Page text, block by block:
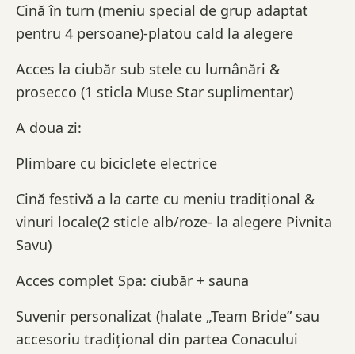
Cină în turn (meniu special de grup adaptat
pentru 4 persoane)-platou cald la alegere
Acces la ciubăr sub stele cu lumânări &
prosecco (1 sticla Muse Star suplimentar)
A doua zi:
Plimbare cu biciclete electrice
Cină festivă a la carte cu meniu tradițional &
vinuri locale(2 sticle alb/roze- la alegere Pivnita
Savu)
Acces complet Spa: ciubăr + sauna
Suvenir personalizat (halate „Team Bride” sau
accesoriu tradițional din partea Conacului